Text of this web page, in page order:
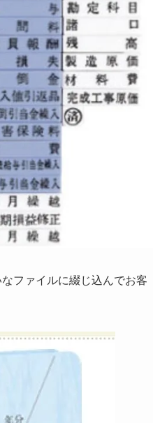
ファイルに綴じ込んでお客